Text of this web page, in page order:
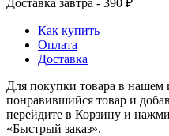
Как купить
Оплата
Доставка
Для покупки товара в нашем
понравившийся товар и
перейдите в Корзину и
«Быстрый заказ».